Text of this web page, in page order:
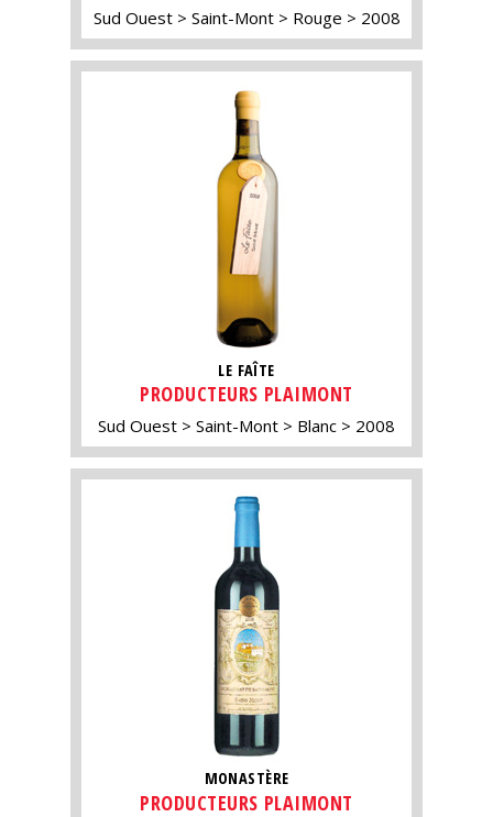
Sud Ouest Saint-Mont Rouge 2008
LE FAÎTE
PRODUCTEURS PLAIMONT
Sud Ouest Saint-Mont Blanc 2008
MONASTÈRE
PRODUCTEURS PLAIMONT